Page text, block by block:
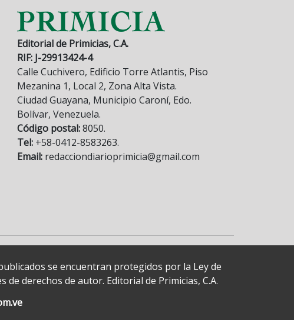
Editorial de Primicias, C.A.
RIF: J-29913424-4
Calle Cuchivero, Edificio Torre Atlantis, Piso
Mezanina 1, Local 2, Zona Alta Vista.
Ciudad Guayana, Municipio Caroní, Edo.
Bolívar, Venezuela.
Código postal:8050.
Tel: +58-0412-8583263.
Email: redacciondiarioprimicia@gmail.com
se encuentran protegidos por la Ley de
derechos de autor. Editorial de Primicias, C.A.